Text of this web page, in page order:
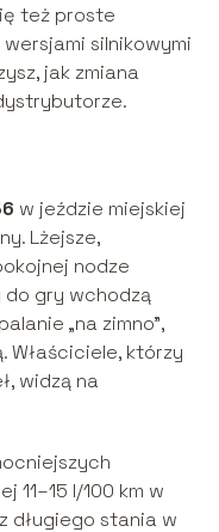
też proste
silnikowymi
jak zmiana
w jeździe miejskiej
Lżejsze,
nodze
do gry wchodzą
„na zimno”,
Właściciele, którzy
widzą na
11–15 l/100 km w
długiego stania w